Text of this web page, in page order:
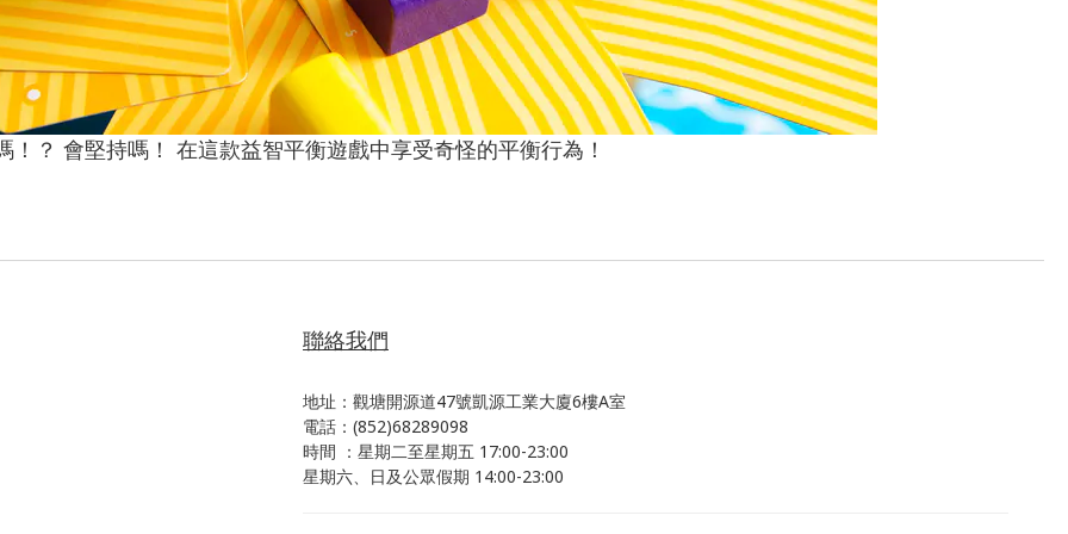
！？ 會堅持嗎！ 在這款益智平衡遊戲中享受奇怪的平衡行為！
聯絡我們
地址：觀塘開源道47號凱源工業大廈6樓A室
電話：(852)68289098
時間 ：星期二至星期五 17:00-23:00
星期六、日及公眾假期 14:00-23:00